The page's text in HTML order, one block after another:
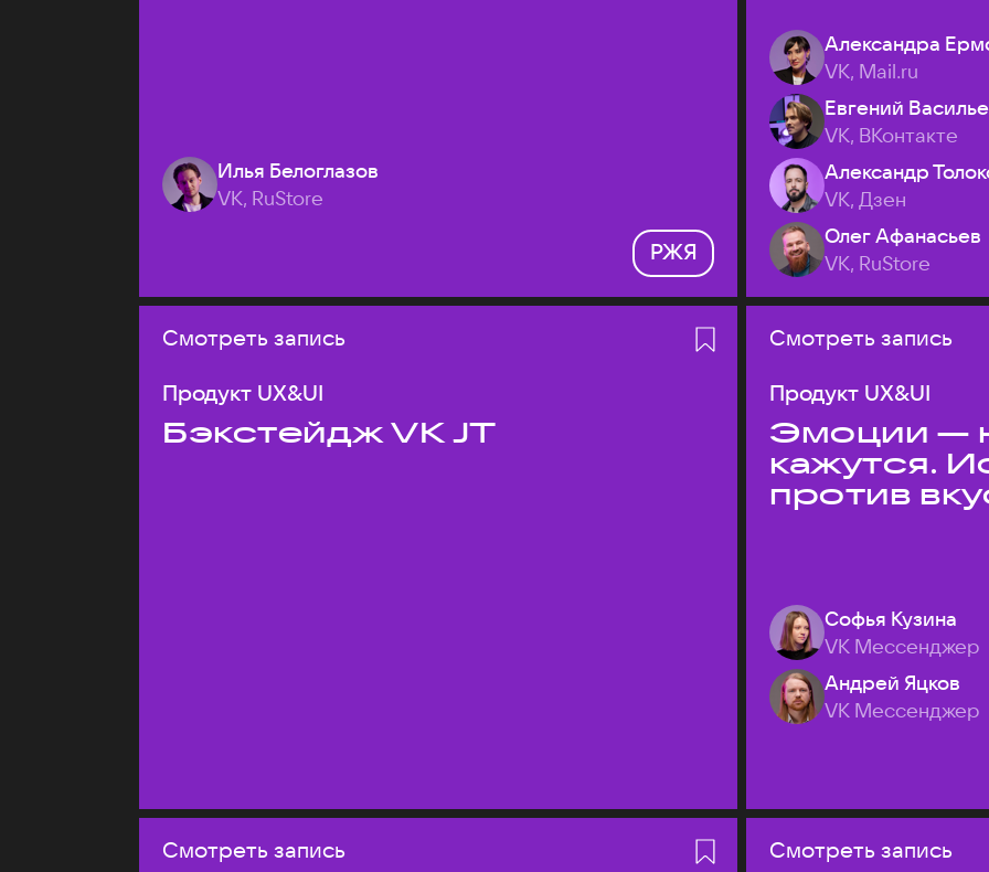
Илья Белоглазов
VK, RuStore
РЖЯ
Александра
VK, Mail.ru
Евгений
VK, ВКонтакте
Александр
VK, Дзен
Олег Афанасьев
VK, RuStore
Смотреть запись
Продукт UX&UI
Бэкстейдж VK JT
Смотреть запись
Продукт UX&UI
Эмоции —
кажутся.
против
Софья Кузина
VK Мессенджер
Андрей Яцков
VK Мессенджер
Смотреть запись Смотреть запись